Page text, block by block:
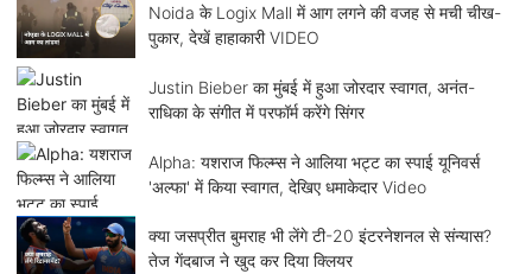
Noida के Logix Mall में आग लगने की वजह से मची चीख-
पुकार, देखें हाहाकारी VIDEO
Justin Bieber का मुंबई में हुआ जोरदार स्वागत, अनंत-
राधिका के संगीत में परफॉर्म करेंगे सिंगर
Alpha: यशराज फिल्म्स ने आलिया भट्ट का स्पाई यूनिवर्स
'अल्फा' में किया स्वागत, देखिए धमाकेदार Video
क्या जसप्रीत बुमराह भी लेंगे टी-20 इंटरनेशनल से संन्यास?
तेज गेंदबाज ने खुद कर दिया क्लियर